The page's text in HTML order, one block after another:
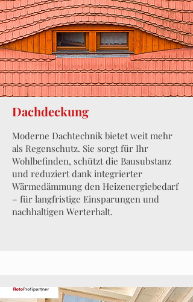
Dachdeckung
Moderne Dachtechnik bietet weit mehr
als Regenschutz. Sie sorgt für Ihr
Wohlbefinden, schützt die Bausubstanz
und reduziert dank integrierter
Wärmedämmung den Heizenergiebedarf
– für langfristige Einsparungen und
nachhaltigen Werterhalt.